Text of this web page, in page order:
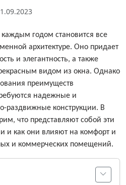
каждым годом становится все
архитектуре. Оно придает
и элегантность, а также
видом из окна. Однако
преимуществ
надежные и
раздвижные конструкции. В
что представляют собой эти
и как они влияют на комфорт и
и коммерческих помещений.